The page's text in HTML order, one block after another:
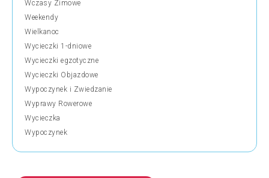
Wczasy Zimowe
Weekendy
Wielkanoc
Wycieczki 1-dniowe
Wycieczki egzotyczne
Wycieczki Objazdowe
Wypoczynek i Zwiedzanie
Wyprawy Rowerowe
Wycieczka
Wypoczynek